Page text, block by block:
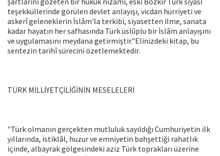
teşekküllerinde görülen devlet anlayışı, vicdan hürriyeti ve
askerî geleneklerin İslâm'la terkibi, siyasetten ilme, sanata
kadar hayatın her safhasında Türk üslûplu bir İslâm anlayışını
ve uygulamasını meydana getirmiştir."Elinizdeki kitap, bu
sentezin tarihî sürecini özetlemektedir.
TÜRK MİLLİYETÇİLİĞİNİN MESELELERİ
"Türk olmanın gerçekten mutluluk sayıldığı Cumhuriyetin ilk
yıllarında, istiklâl, huzur ve emniyetin bahşettiği rahatlık
içinde, albayrak gölgesindeki aziz Türk toprakları üzerine